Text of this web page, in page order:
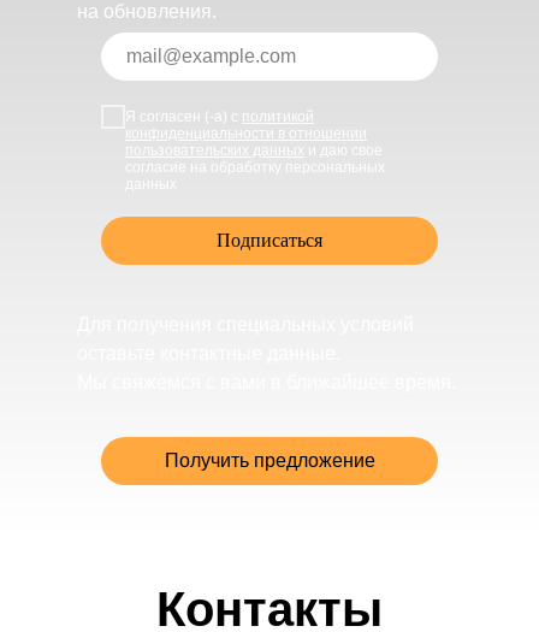
на обновления.
Я согласен (-а) с политикой
конфиденциальности в отношении
пользовательских данных и даю свое
согласие на обработку персональных
данных
Подписаться
Получить предложение
Контакты